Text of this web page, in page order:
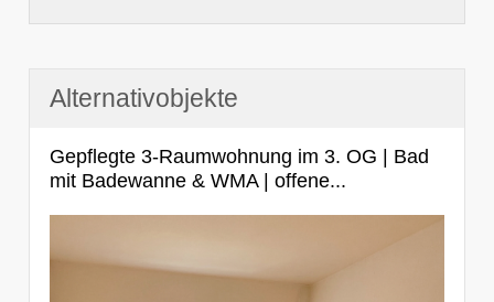
Alternativobjekte
Gepflegte 3-Raumwohnung im 3. OG | Bad
mit Badewanne & WMA | offene...